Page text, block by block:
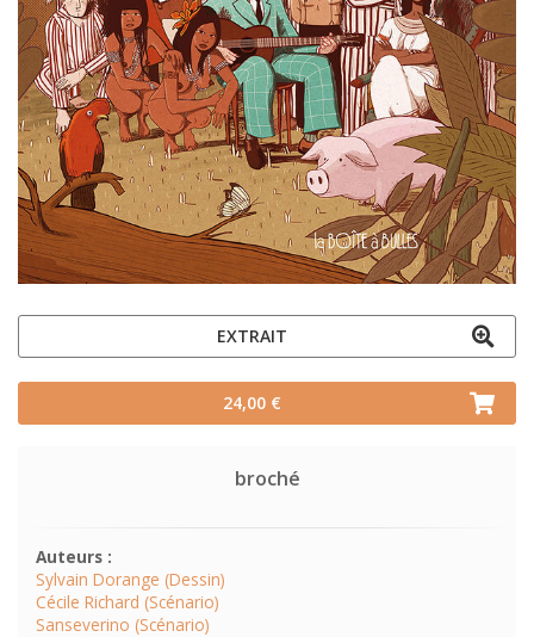
EXTRAIT
24,00 €
broché
Auteurs :
Sylvain Dorange (Dessin)
Cécile Richard (Scénario)
Sanseverino (Scénario)